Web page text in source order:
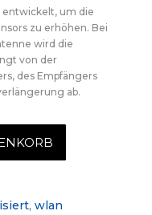
um die
zu erhöhen. Bei
wird die
von der
des Empfängers
ab.
, wlan